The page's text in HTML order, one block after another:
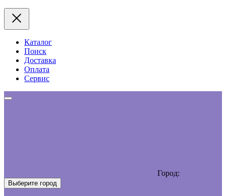
Каталог
Поиск
Доставка
Оплата
Сервис
Город:
Выберите город